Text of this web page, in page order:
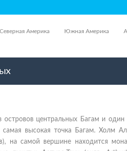
Северная Америка Южная Америка
центральных Багам и один
высокая точка Багам. Холм
на самой вершине находится